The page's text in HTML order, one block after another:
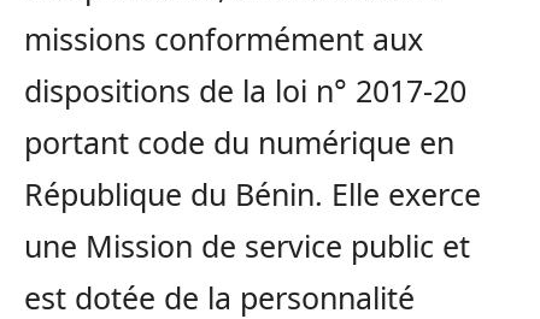
missions conformément aux
dispositions de la loi n° 2017-20
portant code du numérique en
République du Bénin. Elle exerce
une Mission de service public et
est dotée de la personnalité